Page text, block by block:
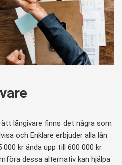
långivare finns det några som
och Enklare erbjuder alla lån
kr ända upp till 600 000 kr
dessa alternativ kan hjälpa